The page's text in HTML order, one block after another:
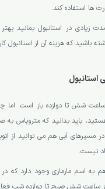
ها استفاده کند.
زیادی در استانبول بمانید بهتر
باشید که هزینه آن از
ساعت شش تا دوازده باز است. اما
باید بدانید که متروباس به
مسیرهای آبی هم می توانید از
نیست.
به اسم مارماری وجود دارد که در